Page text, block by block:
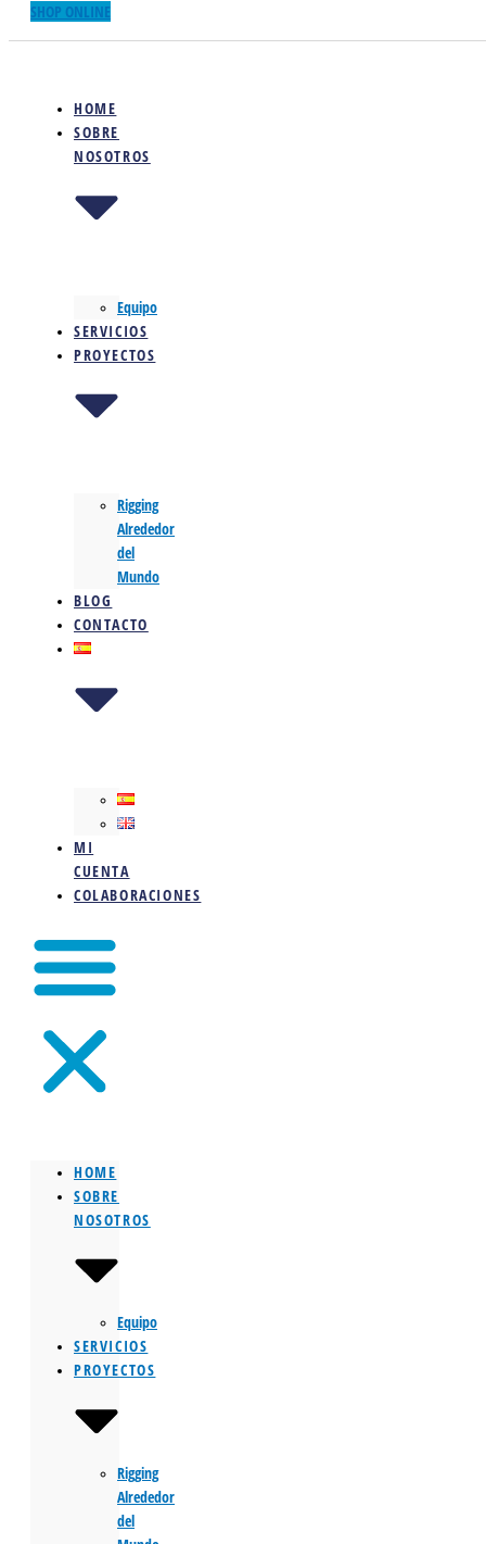
SHOP ONLINE
HOME
SOBRE
NOSOTROS
Equipo
SERVICIOS
PROYECTOS
Rigging
Alrededor
del
Mundo
BLOG
CONTACTO
MI
CUENTA
COLABORACIONES
HOME
SOBRE
NOSOTROS
Equipo
SERVICIOS
PROYECTOS
Rigging
Alrededor
del